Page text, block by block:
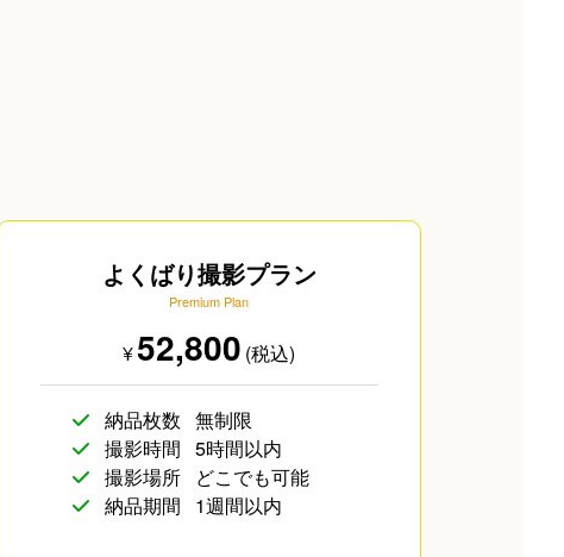
よくばり撮影プラン
Premium Plan
¥52,800 (税込)
納品枚数 無制限
撮影時間 5時間以内
撮影場所
どこでも可能
納品期間
1週間以内